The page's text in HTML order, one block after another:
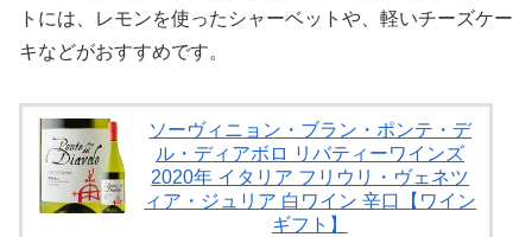
トには、レモンを使ったシャーベットや、軽いチーズケー
キなどがおすすめです。
ソーヴィニョン・ブラン・ポンテ・デ
ル・ディアボロ リバティーワインズ
2020年 イタリア フリウリ・ヴェネツ
ィア・ジュリア 白ワイン 辛口【ワイン
ギフト】